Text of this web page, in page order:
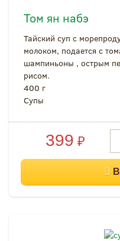
Том ян набэ
Тайский суп с
молоком, подается с
шампиньоны , острым
рисом.
400 г
Супы
399 ₽